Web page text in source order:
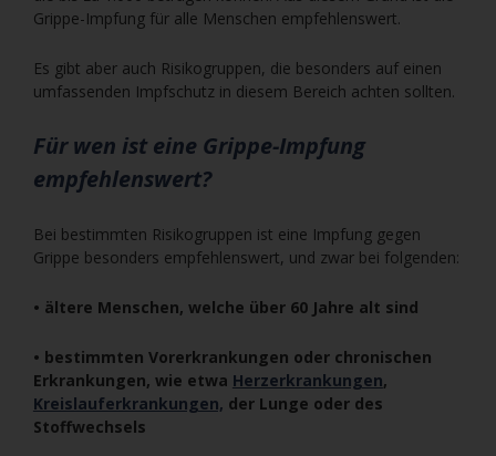
Grippe-Impfung für alle Menschen empfehlenswert.
Es gibt aber auch Risikogruppen, die besonders auf einen
umfassenden Impfschutz in diesem Bereich achten sollten.
Für wen ist eine Grippe-Impfung
empfehlenswert?
Bei bestimmten Risikogruppen ist eine Impfung gegen
Grippe besonders empfehlenswert, und zwar bei folgenden:
• ältere Menschen, welche über 60 Jahre alt sind
• bestimmten Vorerkrankungen oder chronischen
Erkrankungen, wie etwa Herzerkrankungen,
Kreislauferkrankungen, der Lunge oder des
Stoffwechsels